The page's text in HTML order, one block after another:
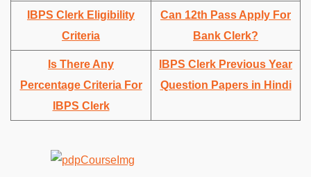
IBPS Clerk Eligibility
Criteria
Can 12th Pass Apply For
Bank Clerk?
Is There Any
Percentage Criteria For
IBPS Clerk
IBPS Clerk Previous Year
Question Papers in Hindi